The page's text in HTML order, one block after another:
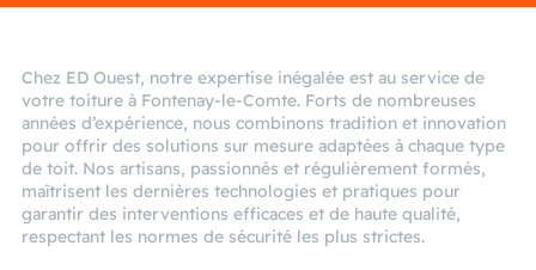
Chez ED Ouest, notre expertise inégalée est au service de
votre toiture à Fontenay-le-Comte. Forts de nombreuses
années d’expérience, nous combinons tradition et innovation
pour offrir des solutions sur mesure adaptées à chaque type
de toit. Nos artisans, passionnés et régulièrement formés,
maîtrisent les dernières technologies et pratiques pour
garantir des interventions efficaces et de haute qualité,
respectant les normes de sécurité les plus strictes.